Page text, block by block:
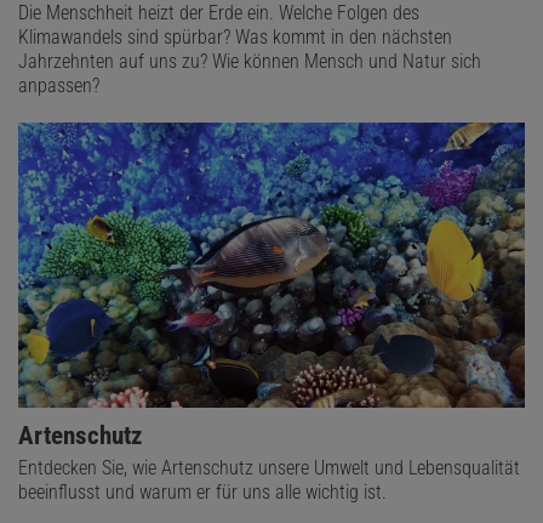
Die Menschheit heizt der Erde ein. Welche Folgen des
Klimawandels sind spürbar? Was kommt in den nächsten
Jahrzehnten auf uns zu? Wie können Mensch und Natur sich
anpassen?
Artenschutz
Entdecken Sie, wie Artenschutz unsere Umwelt und Lebensqualität
beeinflusst und warum er für uns alle wichtig ist.